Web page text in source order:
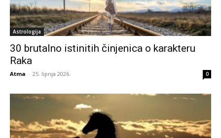
Astrologija
30 brutalno istinitih činjenica o karakteru
Raka
Atma - 25. lipnja 2026. 0